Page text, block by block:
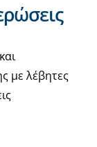
με λέβητες